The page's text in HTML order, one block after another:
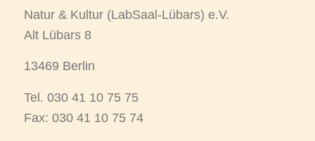
Natur & Kultur (LabSaal-Lübars) e.V.
Alt Lübars 8
13469 Berlin
Tel. 030 41 10 75 75
Fax: 030 41 10 75 74